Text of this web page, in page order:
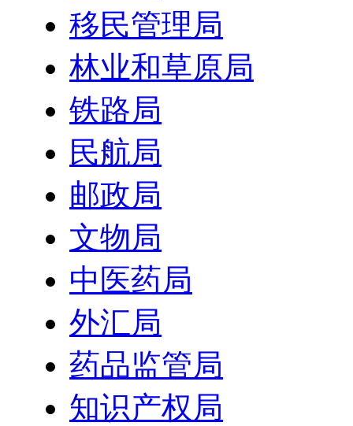
移民管理局
林业和草原局
铁路局
民航局
邮政局
文物局
中医药局
外汇局
药品监管局
知识产权局